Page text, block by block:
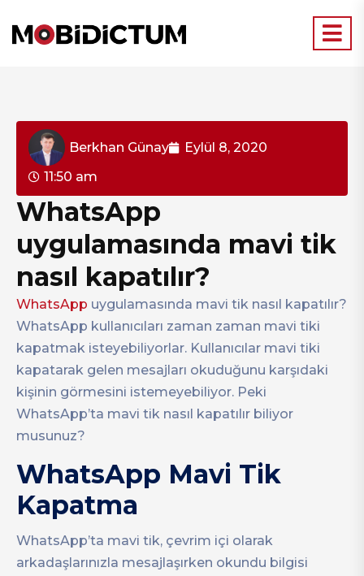
Berkhan Günay
Eylül 8, 2020
11:50 am
WhatsApp
uygulamasında mavi tik
nasıl kapatılır?
WhatsApp uygulamasında mavi tik nasıl kapatılır?
WhatsApp kullanıcıları zaman zaman mavi tiki
kapatmak isteyebiliyorlar. Kullanıcılar mavi tiki
kapatarak gelen mesajları okuduğunu karşıdaki
kişinin görmesini istemeyebiliyor. Peki
WhatsApp’ta mavi tik nasıl kapatılır biliyor
musunuz?
WhatsApp Mavi Tik
Kapatma
WhatsApp’ta mavi tik, çevrim içi olarak
arkadaşlarınızla mesajlaşırken okundu bilgisi